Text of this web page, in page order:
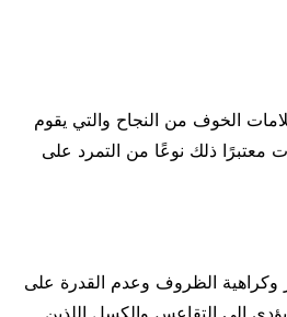
الخوف من النجاح والتي يقوم
معتبرًا ذلك نوعًا من التمرد على
وكراهية الظروف وعدم القدرة على
إلى التقاعس والكسل اللذين